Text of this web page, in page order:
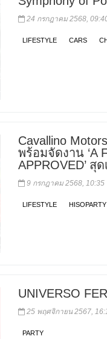
24 กรกฎาคม 2568,
LIFESTYLE CARS
Cavallino
พร้อมจัดงาน ‘A
APPROVED’ สุ
9 กรกฎาคม 2568, 10:35
LIFESTYLE
UNIVERSO
25 พฤศจิกายน 2567,
PARTY